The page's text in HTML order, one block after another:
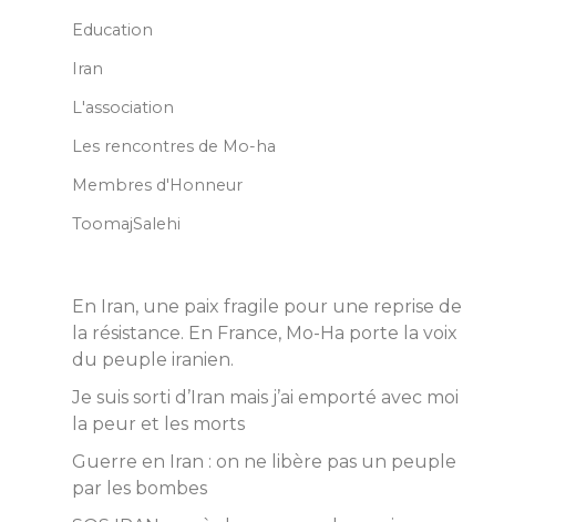
Education
Iran
L'association
Les rencontres de Mo-ha
Membres d'Honneur
ToomajSalehi
En Iran, une paix fragile pour une reprise de
la résistance. En France, Mo-Ha porte la voix
du peuple iranien.
Je suis sorti d’Iran mais j’ai emporté avec moi
la peur et les morts
Guerre en Iran : on ne libère pas un peuple
par les bombes